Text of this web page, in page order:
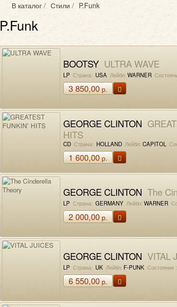
В каталог / Стили / P.Funk
P.Funk
BOOTSY ULTRA WAVE
LP Страна: USA Лейбл: WARNER
3 850,00р.
GEORGE CLINTON
HITS
CD Страна: HOLLAND Лейбл: CAPITOL
1 600,00р.
GEORGE CLINTON The
LP Страна: GERMANY Лейбл: WARNER
2 000,00р.
GEORGE CLINTON VITAL
LP Страна: UK Лейбл: F-PUNK Состояние :
6 550,00р.